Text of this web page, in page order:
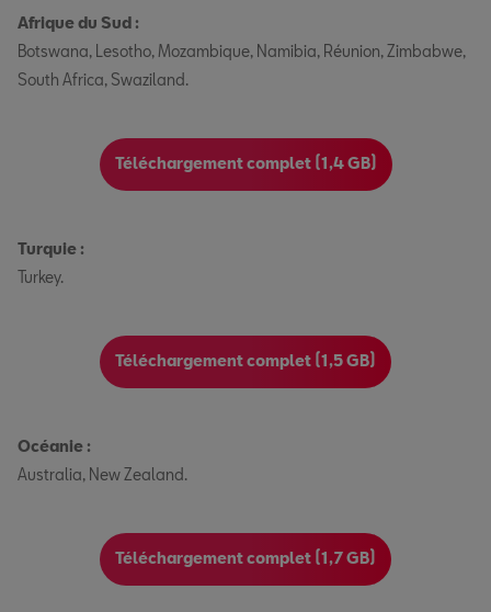
Afrique du Sud :
Botswana, Lesotho, Mozambique, Namibia, Réunion, Zimbabwe,
South Africa, Swaziland.
Téléchargement complet (1,4 GB)
Turquie :
Turkey.
Téléchargement complet (1,5 GB)
Océanie :
Australia, New Zealand.
Téléchargement complet (1,7 GB)